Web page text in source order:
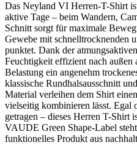
Das Neyland VI Herren-T-Shirt
aktive Tage – beim Wandern,
Schnitt sorgt für maximale
Gewebe mit schnelltrocknenden
punktet. Dank der
Feuchtigkeit effizient nach außen
Belastung ein angenehm
klassische Rundhalsausschnitt
Material verleihen dem Shirt
vielseitig kombinieren lässt. Egal
getragen – dieses Herren T-Shirt
VAUDE Green Shape-Label
funktionelles Produkt aus